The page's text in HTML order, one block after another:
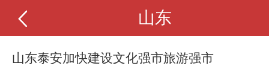
山东
山东泰安加快建设文化强市旅游强市